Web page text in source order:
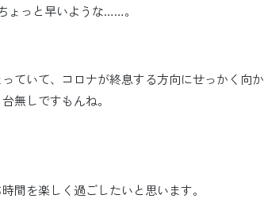
ょっと早いような……。
ていて、コロナが終息する方向にせっかく向か
無しですもんね。
間を楽しく過ごしたいと思います。